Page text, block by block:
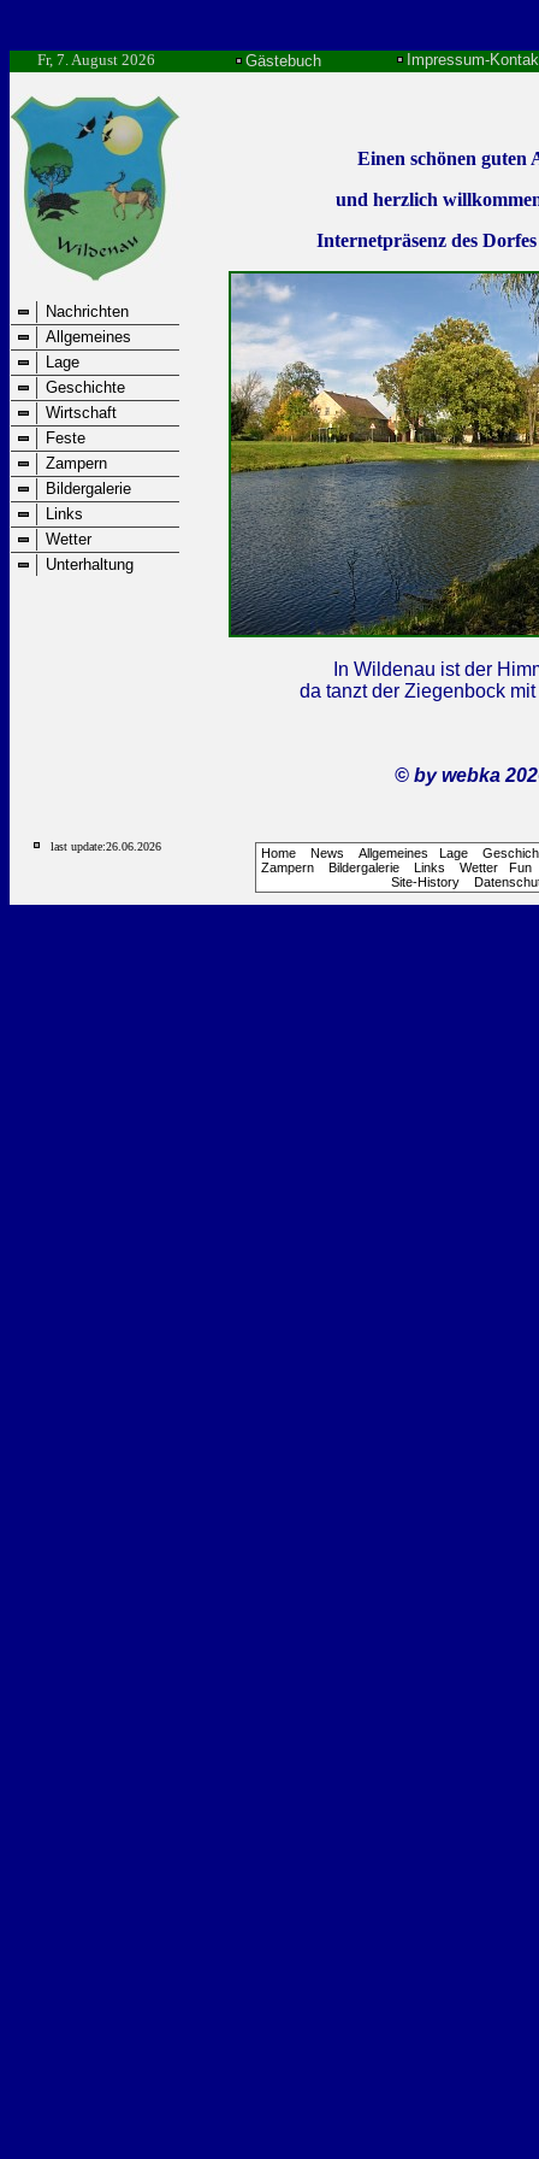
Fr, 7. August 2026 Gästebuch Impressum-Kontak
Nachrichten
Allgemeines
Lage
Geschichte
Wirtschaft
Feste
Zampern
Bildergalerie
Links
Wetter
Unterhaltung
Einen schönen guten
und herzlich
Internetpräsenz des
In Wildenau ist der
da tanzt der Ziegenbock
© by webka
last update:26.06.2026 Home News Allgemeines Lage
Zampern
Bildergalerie Links Wetter
Fun
Site-History